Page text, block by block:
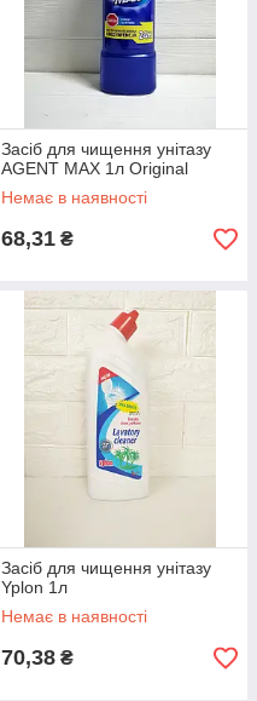
Засіб для чищення унітазу
AGENT MAX 1л Original
Немає в наявності
68,31 ₴
Засіб для чищення унітазу
Yplon 1л
Немає в наявності
70,38 ₴